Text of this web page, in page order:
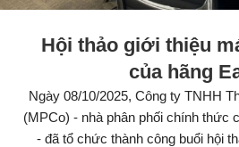
Hội thảo giới thiệu
của hãng
Ngày 08/10/2025, Công ty TNHH
(MPCo) - nhà phân phối chính thức
- đã tổ chức thành công buổi hội